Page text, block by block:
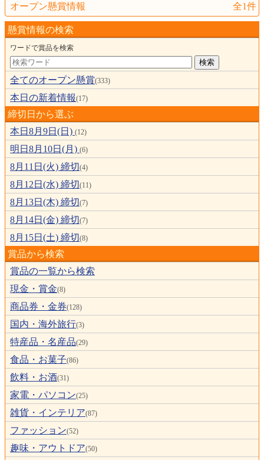
オープン懸賞情報 全1件
懸賞情報の検索
ワードで賞品を検索
全てのオープン懸賞(333)
本日の新着情報(17)
締切日から選ぶ
本日8月9日(日) (12)
明日8月10日(月) (6)
8月11日(火) 締切(4)
8月12日(水) 締切(11)
8月13日(木) 締切(7)
8月14日(金) 締切(7)
8月15日(土) 締切(8)
賞品から検索
賞品の一覧から検索
現金・賞金(8)
商品券・金券(128)
国内・海外旅行(3)
特産品・名産品(29)
食品・お菓子(86)
飲料・お酒(31)
家電・パソコン(25)
雑貨・インテリア(87)
ファッション(52)
趣味・アウトドア(50)